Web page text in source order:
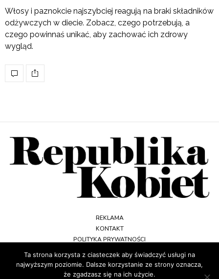
Włosy i paznokcie najszybciej reagują na braki składników
odżywczych w diecie. Zobacz, czego potrzebują, a
czego powinnaś unikać, aby zachować ich zdrowy
wygląd.
REKLAMA
KONTAKT
POLITYKA PRYWATNOŚCI
Ta strona korzysta z ciasteczek aby świadczyć usługi na
najwyższym poziomie. Dalsze korzystanie ze strony oznacza,
że zgadzasz się na ich użycie.